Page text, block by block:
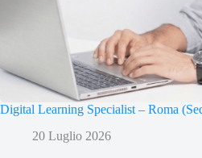
Digital Learning Specialist – Roma
20 Luglio 2026